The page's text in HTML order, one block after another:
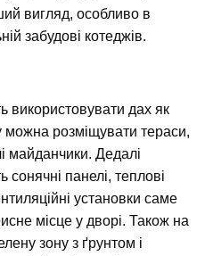
вигляд, особливо в
забудові котеджів.
використовувати дах як
розміщувати тераси,
майданчики. Дедалі
сонячні панелі, теплові
установки саме
місце у дворі. Також на
зону з ґрунтом і